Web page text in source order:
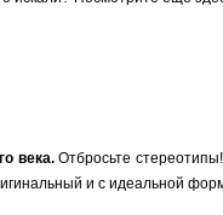
века.Отбросьте
и с идеальной